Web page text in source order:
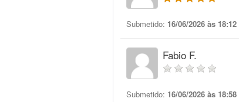
Submetido: 16/06/2026 às 18:12
Fabio F.
Submetido: 16/06/2026 às 18:58